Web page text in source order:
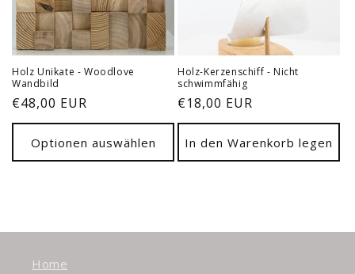
Holz Unikate - Woodlove
Wandbild
Normaler
Preis
€48,00 EUR
Optionen auswählen
Holz-Kerzenschiff - Nicht
schwimmfähig
Normaler
Preis
€18,00 EUR
In den Warenkorb legen
Home